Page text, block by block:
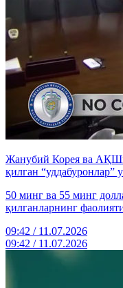
Жанубий Корея ва
қилган “уддабуронлар”
50 минг ва 55 минг
қилганларнинг
09:42 / 11.07.2026
09:42 / 11.07.2026